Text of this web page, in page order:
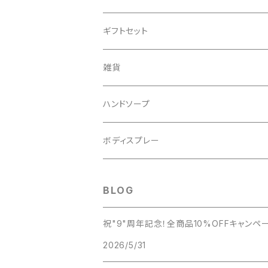
ギフトセット
雑貨
ハンドソープ
ボディスプレー
BLOG
祝"9"周年記念！全商品10%OFFキャンペ
2026/5/31